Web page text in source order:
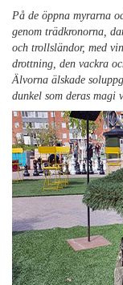
På de öppna myrarna
genom trädkronorna,
och trollsländor, med
drottning, den vackra
Älvorna älskade
dunkel som deras magi